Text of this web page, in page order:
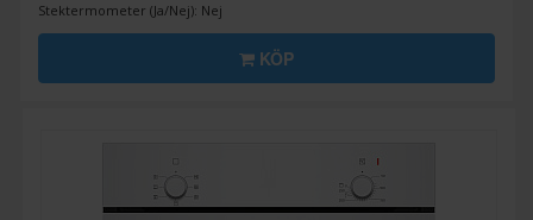
Stektermometer (Ja/Nej): Nej
KÖP